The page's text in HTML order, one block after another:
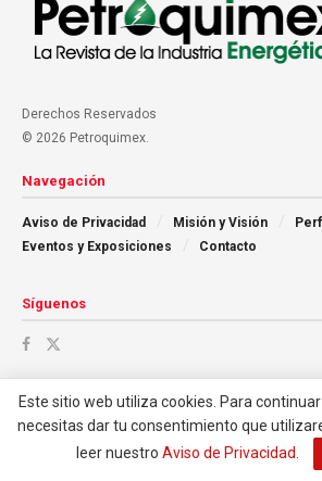
Derechos Reservados
© 2026 Petroquimex.
Navegación
Aviso de Privacidad Misión y Visión
Eventos y Exposiciones
Contacto
Síguenos
Este sitio web utiliza cookies. Para
necesitas dar tu consentimiento que
leer nuestro Aviso de Privacidad